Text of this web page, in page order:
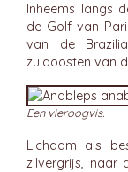
Inheems langs
de Golf van
van de
zuidoosten van
Een vieroogvis.
Lichaam als
zilvergrijs, naar